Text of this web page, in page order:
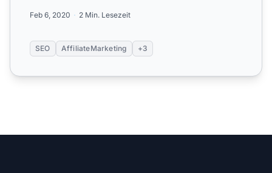
Feb 6, 2020 2 Min. Lesezeit
SEO AffiliateMarketing +3